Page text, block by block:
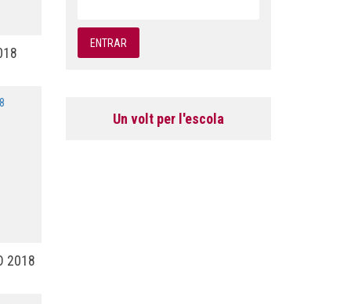
2018
Un volt per l'escola